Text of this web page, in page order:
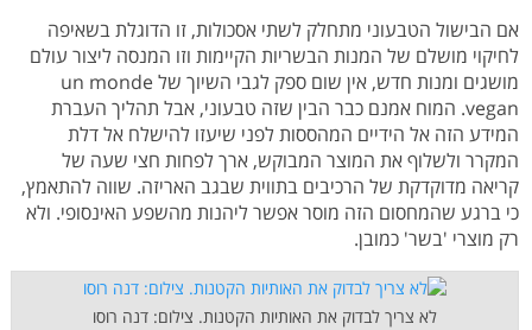
אם הבישול הטבעוני מתחלק לשתי אסכולות, זו הדוגלת בשאיפה
לחיקוי מושלם של המנות הבשריות הקיימות וזו המנסה ליצור עולם
מושגים ומנות חדש, אין שום ספק לגבי השיוך של un monde
vegan. המוח אמנם כבר הבין שזה טבעוני, אבל תהליך העברת
המידע הזה אל הידיים המהססות לפני שיעזו להישלח אל דלת
המקרר ולשלוף את המוצר המבוקש, ארך לפחות חצי שעה של
קריאה מדוקדקת של הרכיבים בתווית שבגב האריזה. שווה להתאמץ,
כי ברגע שהמחסום הזה מוסר אפשר ליהנות מהשפע האינסופי. ולא
רק מוצרי 'בשר' כמובן.
לא צריך לבדוק את האותיות הקטנות. צילום: דנה רוסו